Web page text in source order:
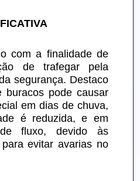
com a finalidade de
de trafegar pela
segurança. Destaco
buracos pode causar
em dias de chuva,
é reduzida, e em
fluxo, devido às
evitar avarias no